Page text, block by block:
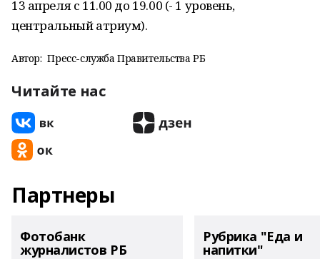
13 апреля с 11.00 до 19.00 (- 1 уровень,
центральный атриум).
Автор: Пресс-служба Правительства РБ
Читайте нас
Партнеры
Фотобанк
журналистов РБ
Рубрика "Еда и
напитки"